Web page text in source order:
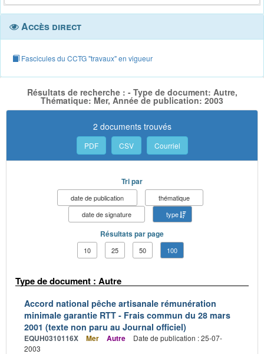
Accès direct
Fascicules du CCTG "travaux" en vigueur
Résultats de recherche : - Type de document: Autre,
Thématique: Mer, Année de publication: 2003
2 documents trouvés
PDF CSV Courriel
Tri par
date de publication
thématique
date de signature
type
Résultats par page
10 25 50 100
Type de document : Autre
Accord national pêche artisanale rémunération
minimale garantie RTT - Frais commun du 28 mars
2001 (texte non paru au Journal officiel)
EQUH0310116X Mer Autre
Date de publication : 25-07-
2003